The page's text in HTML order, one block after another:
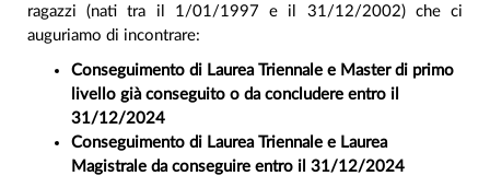
ragazzi (nati tra il 1/01/1997 e il 31/12/2002) che ci
auguriamo di incontrare:
Conseguimento di Laurea Triennale e Master di primo
livello già conseguito o da concludere entro il
31/12/2024
Conseguimento di Laurea Triennale e Laurea
Magistrale da conseguire entro il 31/12/2024